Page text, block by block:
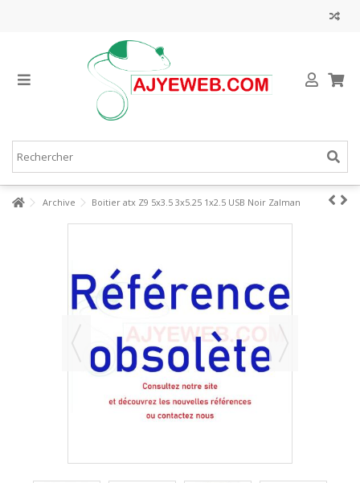
Archive Boitier atx Z9 5x3.5 3x5.25 1x2.5 USB Noir Zalman